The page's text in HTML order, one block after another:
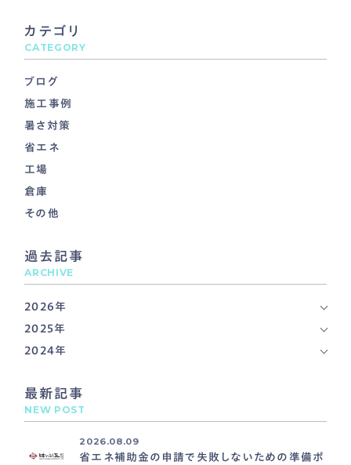
カテゴリ
CATEGORY
ブログ
施工事例
暑さ対策
省エネ
工場
倉庫
その他
過去記事
ARCHIVE
2026年
2025年
2024年
最新記事
NEW POST
2026.08.09
省エネ補助金の申請で失敗しないための準備ポ